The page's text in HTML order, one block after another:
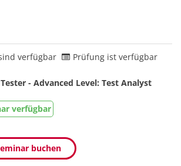
verfügbar Prüfung ist verfügbar
- Advanced Level: Test Analyst
verfügbar
buchen